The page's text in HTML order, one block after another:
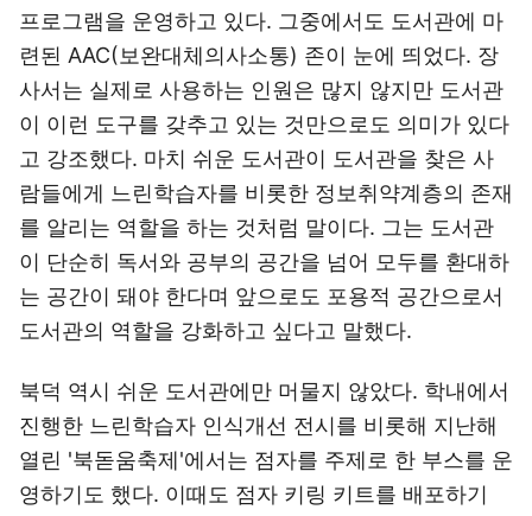
프로그램을 운영하고 있다. 그중에서도 도서관에 마
련된 AAC(보완대체의사소통) 존이 눈에 띄었다. 장
사서는 실제로 사용하는 인원은 많지 않지만 도서관
이 이런 도구를 갖추고 있는 것만으로도 의미가 있다
고 강조했다. 마치 쉬운 도서관이 도서관을 찾은 사
람들에게 느린학습자를 비롯한 정보취약계층의 존재
를 알리는 역할을 하는 것처럼 말이다. 그는 도서관
이 단순히 독서와 공부의 공간을 넘어 모두를 환대하
는 공간이 돼야 한다며 앞으로도 포용적 공간으로서
도서관의 역할을 강화하고 싶다고 말했다.
북덕 역시 쉬운 도서관에만 머물지 않았다. 학내에서
진행한 느린학습자 인식개선 전시를 비롯해 지난해
열린 '북돋움축제'에서는 점자를 주제로 한 부스를 운
영하기도 했다. 이때도 점자 키링 키트를 배포하기